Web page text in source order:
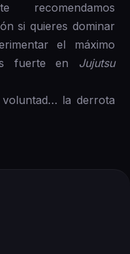
recomendamos
si quieres dominar
el máximo
fuerte en Jujutsu
la derrota